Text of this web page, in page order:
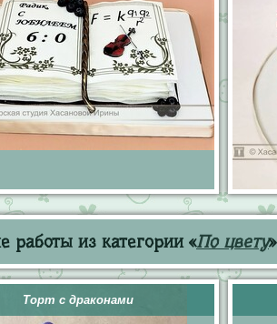
работы из категории «По цвету»
Торт с драконами